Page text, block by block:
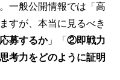
一般公開情報では「高
すが、本当に見るべき
募するか」「 ②即戦力
考力をどのように証明